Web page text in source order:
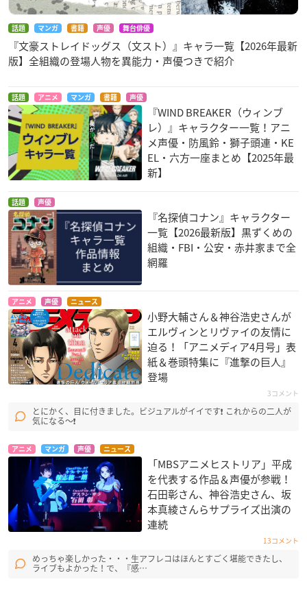
話題 マンガ 書籍 声優 舞台俳優
『文豪ストレイドッグス（文スト）』キャラ一覧【2026年最新
版】全組織の登場人物を異能力・声優つきで紹介
話題 アニメ マンガ 書籍 声優
『WIND BREAKER（ウィンブ
レ）』キャラクター一覧！アニ
メ声優・防風鈴・獅子頭連・KE
EL・六方一座まとめ【2025年最
新】
話題 声優
『名探偵コナン』キャラクター
一覧【2026最新版】黒ずくめの
組織・FBI・公安・赤井家まで全
網羅
アニメ 声優 ニュース
小野大輔さん＆神谷浩史さんが
エルヴィンとリヴァイの友情に
迫る！「アニメディア4月号」表
紙＆巻頭特集に『進撃の巨人』
登場
3コメント
とにかく、目に付きました。ビジュアルがイイです❗ これからの二人が
気になる〜❗
アニメ マンガ 声優 ニュース
「MBSアニメヒストリア」平成
を代表する作品＆声優が参戦！
石田彰さん、神谷浩史さん、坂
本真綾さんらサプライズ出演の
連続
13コメント
めっちゃ楽しかった・・・生アフレコはほんとすごく堪能できたし、
ライブもよかった！で、『感…